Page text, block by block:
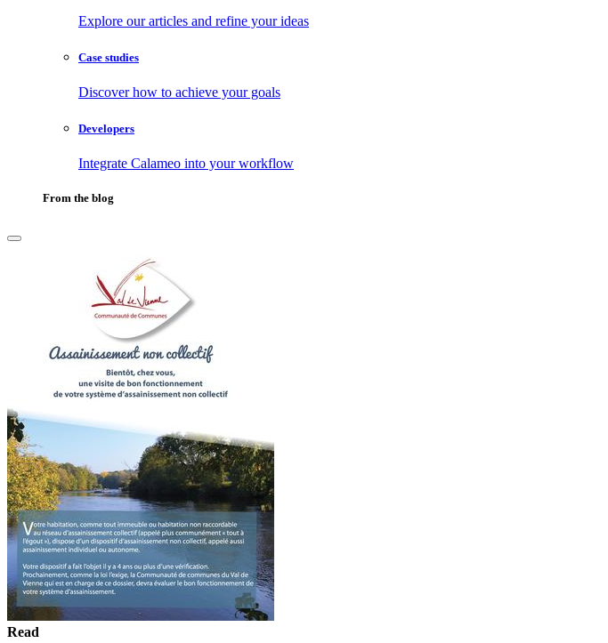
Explore our articles and refine your ideas
Case studies
Discover how to achieve your goals
Developers
Integrate Calameo into your workflow
From the blog
Read